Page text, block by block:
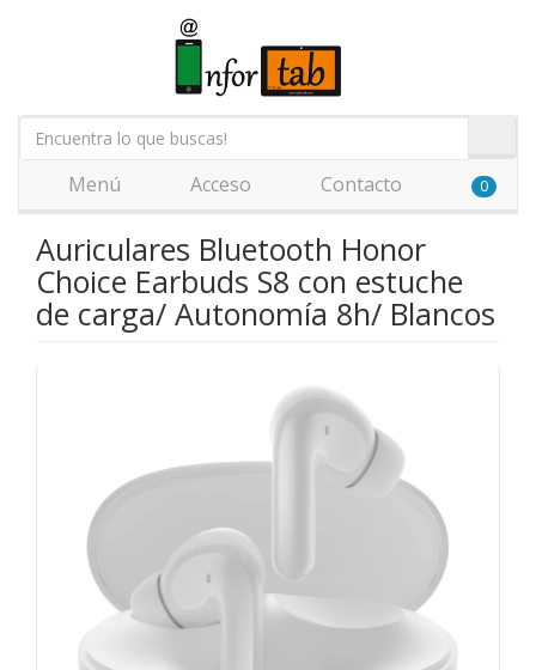
Menú Acceso Contacto 0
Auriculares Bluetooth Honor
Choice Earbuds S8 con estuche
de carga/ Autonomía 8h/ Blancos